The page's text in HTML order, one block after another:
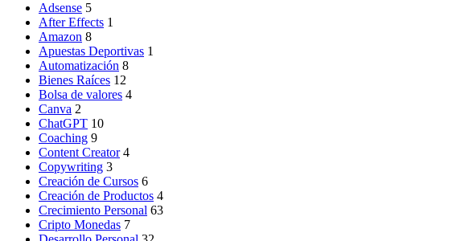
Adsense 5
After Effects 1
Amazon 8
Apuestas Deportivas 1
Automatización 8
Bienes Raíces 12
Bolsa de valores 4
Canva 2
ChatGPT 10
Coaching 9
Content Creator 4
Copywriting 3
Creación de Cursos 6
Creación de Productos 4
Crecimiento Personal 63
Cripto Monedas 7